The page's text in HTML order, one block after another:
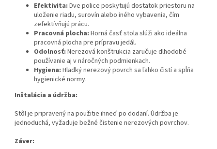
Efektivita: Dve police poskytujú dostatok priestoru na
uloženie riadu, surovín alebo iného vybavenia, čím
zefektívňujú prácu.
Pracovná plocha: Horná časť stola slúži ako ideálna
pracovná plocha pre prípravu jedál.
Odolnosť: Nerezová konštrukcia zaručuje dlhodobé
používanie aj v náročných podmienkach.
Hygiena: Hladký nerezový povrch sa ľahko čistí a spĺňa
hygienické normy.
Inštalácia a údržba:
Stôl je pripravený na použitie ihneď po dodaní. Údržba je
jednoduchá, vyžaduje bežné čistenie nerezových povrchov.
Záver: